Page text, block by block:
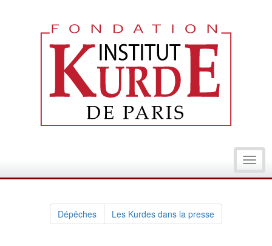
Dépêches Les Kurdes dans la presse